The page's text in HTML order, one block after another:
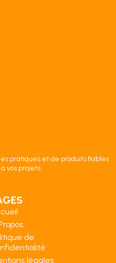
pratiques et de produits fiables
vos projets.
de
légales